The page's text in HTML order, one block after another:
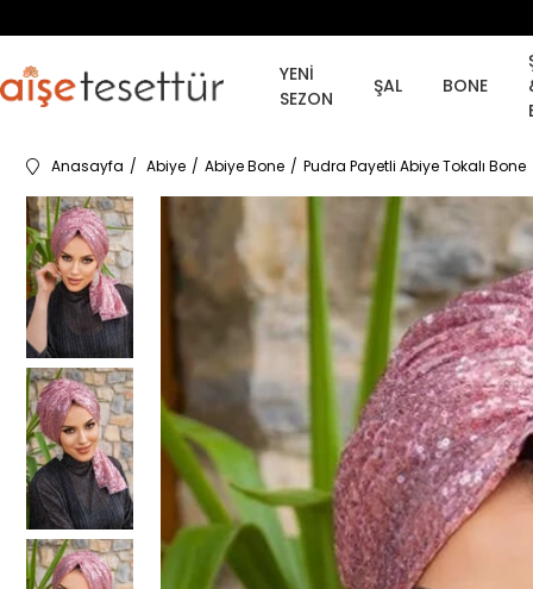
YENİ
SEZON
ŞAL BONE
Anasayfa Abiye Abiye Bone Pudra Payetli Abiye Tokalı Bone